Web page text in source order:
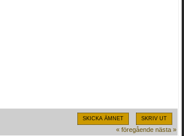
SKICKA ÄMNET SKRIV UT
« föregående nästa »